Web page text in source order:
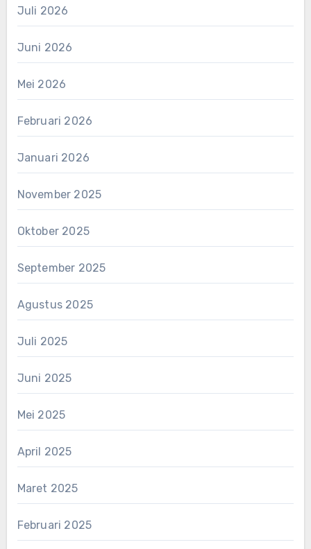
Juli 2026
Juni 2026
Mei 2026
Februari 2026
Januari 2026
November 2025
Oktober 2025
September 2025
Agustus 2025
Juli 2025
Juni 2025
Mei 2025
April 2025
Maret 2025
Februari 2025